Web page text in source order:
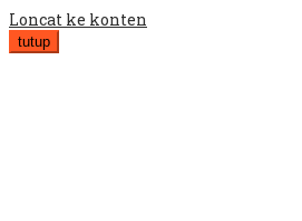
Loncat ke konten
tutup